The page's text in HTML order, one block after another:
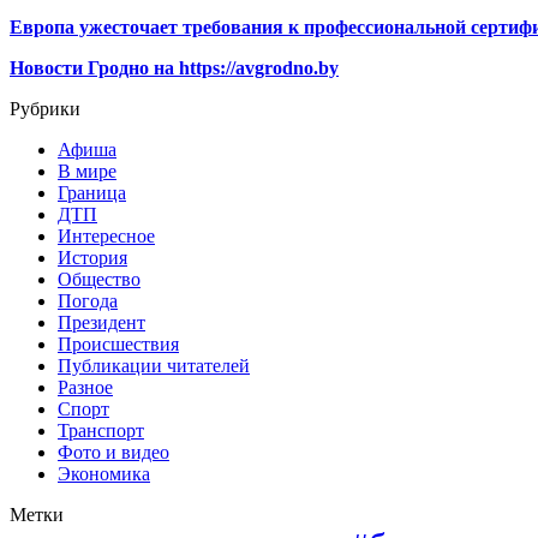
Европа ужесточает требования к профессиональной
Новости Гродно на https://avgrodno.by
Рубрики
Афиша
В мире
Граница
ДТП
Интересное
История
Общество
Погода
Президент
Происшествия
Публикации читателей
Разное
Спорт
Транспорт
Фото и видео
Экономика
Метки